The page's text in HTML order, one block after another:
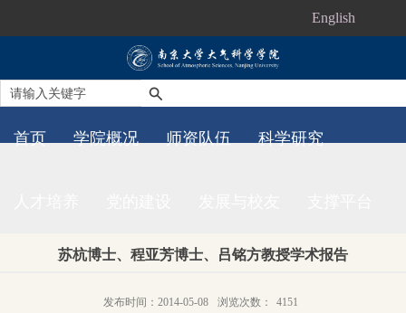
English
首页 学院概况 师资队伍 科学研究
苏杭博士、程亚芳博士、吕铭方教授学术报告
发布时间：2014-05-08 浏览次数： 4151